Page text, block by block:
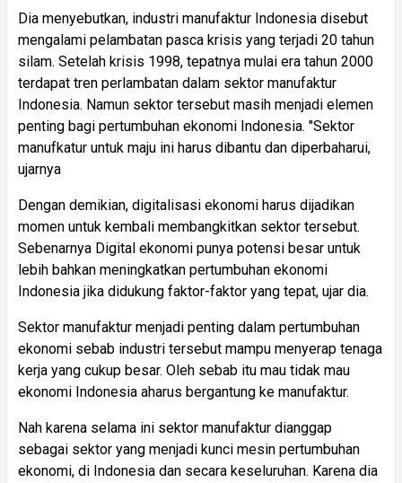
Dia menyebutkan, industri manufaktur Indonesia disebut
mengalami pelambatan pasca krisis yang terjadi 20 tahun
silam. Setelah krisis 1998, tepatnya mulai era tahun 2000
terdapat tren perlambatan dalam sektor manufaktur
Indonesia. Namun sektor tersebut masih menjadi elemen
penting bagi pertumbuhan ekonomi Indonesia. "Sektor
manufkatur untuk maju ini harus dibantu dan diperbaharui,
ujarnya
Dengan demikian, digitalisasi ekonomi harus dijadikan
momen untuk kembali membangkitkan sektor tersebut.
Sebenarnya Digital ekonomi punya potensi besar untuk
lebih bahkan meningkatkan pertumbuhan ekonomi
Indonesia jika didukung faktor-faktor yang tepat, ujar dia.
Sektor manufaktur menjadi penting dalam pertumbuhan
ekonomi sebab industri tersebut mampu menyerap tenaga
kerja yang cukup besar. Oleh sebab itu mau tidak mau
ekonomi Indonesia aharus bergantung ke manufaktur.
Nah karena selama ini sektor manufaktur dianggap
sebagai sektor yang menjadi kunci mesin pertumbuhan
ekonomi, di Indonesia dan secara keseluruhan. Karena dia